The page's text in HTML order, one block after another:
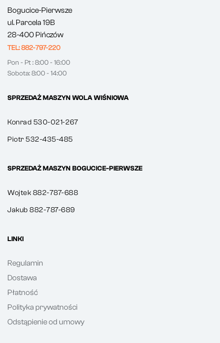
Bogucice-Pierwsze
ul. Parcela 19B
28-400 Pińczów
TEL: 882-797-220
Pon - Pt : 8:00 - 16:00
Sobota: 8:00 - 14:00
SPRZEDAŻ MASZYN WOLA WIŚNIOWA
Konrad 530-021-267
Piotr 532-435-485
SPRZEDAŻ MASZYN BOGUCICE-PIERWSZE
Wojtek 882-787-688
Jakub 882-787-689
LINKI
Regulamin
Dostawa
Płatność
Polityka prywatności
Odstąpienie od umowy